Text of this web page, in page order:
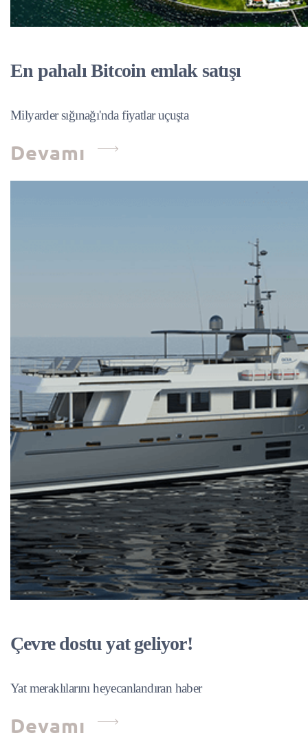
En pahalı Bitcoin emlak satışı
Milyarder sığınağı'nda fiyatlar uçuşta
Devamı
Çevre dostu yat geliyor!
Yat meraklılarını heyecanlandıran haber
Devamı